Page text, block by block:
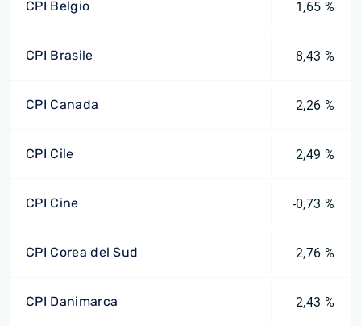
CPI Belgio 1,65 %
CPI Brasile 8,43 %
CPI Canada 2,26 %
CPI Cile 2,49 %
CPI Cine -0,73 %
CPI Corea del Sud 2,76 %
CPI Danimarca 2,43 %